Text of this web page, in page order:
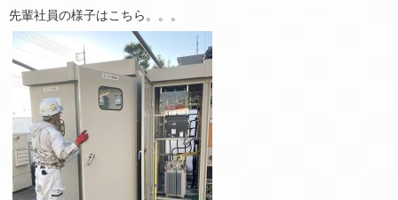
先輩社員の様子はこちら。。。